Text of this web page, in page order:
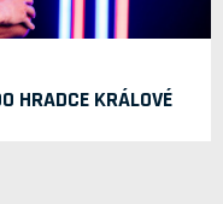
HRADCE KRÁLOVÉ